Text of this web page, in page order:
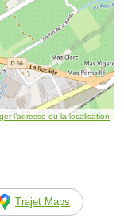
l’adresse ou la localisation
Trajet Maps